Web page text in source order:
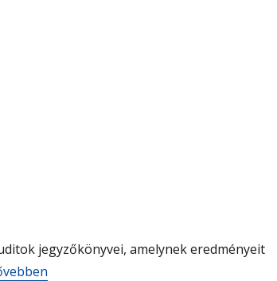
jegyzőkönyvei, amelynek eredményeit
2017-es auditterv megvalósulása”